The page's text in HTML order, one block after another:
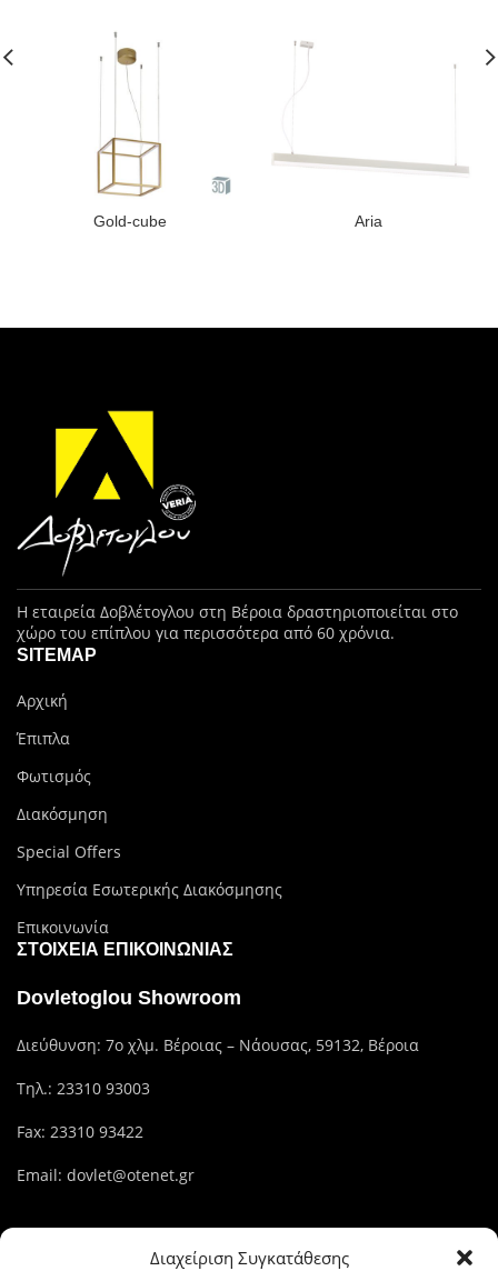
Διαχείριση Συγκατάθεσης
Gold-cube Aria
Η εταιρεία Δοβλέτογλου στη Βέροια δραστηριοποιείται στο
χώρο του επίπλου για περισσότερα από 60 χρόνια.
SITEMAP
Αρχική
Έπιπλα
Φωτισμός
Διακόσμηση
Special Offers
Υπηρεσία Εσωτερικής Διακόσμησης
Επικοινωνία
ΣΤΟΙΧΕΊΑ ΕΠΙΚΟΙΝΩΝΊΑΣ
Dovletoglou Showroom
Διεύθυνση: 7ο χλμ. Βέροιας – Νάουσας, 59132, Βέροια
Τηλ.: 23310 93003
Fax: 23310 93422
Email: dovlet@otenet.gr